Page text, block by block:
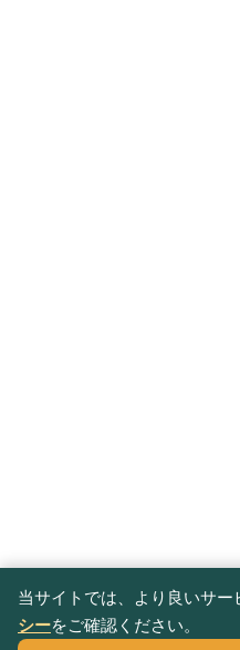
当サイトでは、より良いサ
シーをご確認ください。